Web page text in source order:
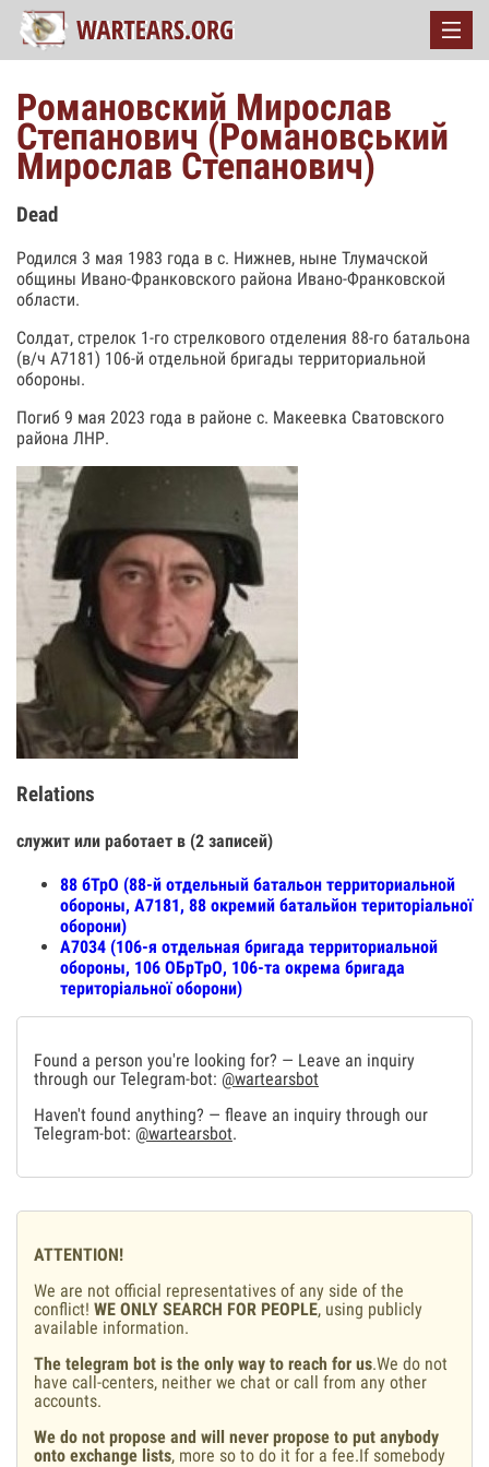
Романовский Мирослав
Степанович (Романовський
Мирослав Степанович)
Dead
Родился 3 мая 1983 года в с. Нижнев, ныне Тлумачской
общины Ивано-Франковского района Ивано-Франковской
области.
Солдат, стрелок 1-го стрелкового отделения 88-го батальона
(в/ч А7181) 106-й отдельной бригады территориальной
обороны.
Погиб 9 мая 2023 года в районе с. Макеевка Сватовского
района ЛНР.
Relations
служит или работает в (2 записей)
88 бТрО (88-й отдельный батальон территориальной
обороны, A7181, 88 окремий батальйон територіальної
оборони)
A7034 (106-я отдельная бригада территориальной
обороны, 106 ОБрТрО, 106-та окрема бригада
територіальної оборони)
Found a person you're looking for? — Leave an inquiry
through our Telegram-bot: @wartearsbot
Haven't found anything? — fleave an inquiry through our
Telegram-bot: @wartearsbot.
ATTENTION!
We are not official representatives of any side of the
conflict! WE ONLY SEARCH FOR PEOPLE, using publicly
available information.
The telegram bot is the only way to reach for us.We do not
have call-centers, neither we chat or call from any other
accounts.
We do not propose and will never propose to put anybody
onto exchange lists, more so to do it for a fee.If somebody